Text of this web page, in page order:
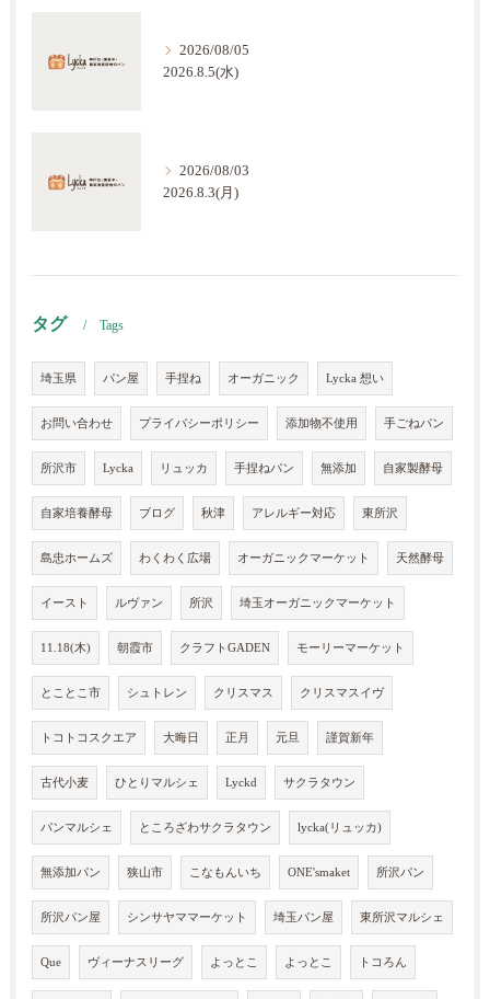
2026/08/05
2026.8.5(水)
2026/08/03
2026.8.3(月)
タグ Tags
埼玉県 パン屋 手捏ね オーガニック Lycka 想い
お問い合わせ プライバシーポリシー 添加物不使用 手ごねパン
所沢市 Lycka リュッカ 手捏ねパン 無添加 自家製酵母
自家培養酵母 ブログ 秋津 アレルギー対応 東所沢
島忠ホームズ わくわく広場 オーガニックマーケット 天然酵母
イースト ルヴァン 所沢 埼玉オーガニックマーケット
11.18(木) 朝霞市 クラフトGADEN モーリーマーケット
とことこ市 シュトレン クリスマス クリスマスイヴ
トコトコスクエア 大晦日 正月 元旦 謹賀新年
古代小麦 ひとりマルシェ Lyckd サクラタウン
パンマルシェ ところざわサクラタウン lycka(リュッカ)
無添加パン 狭山市 こなもんいち ONE'smaket 所沢パン
所沢パン屋 シンサヤママーケット 埼玉パン屋 東所沢マルシェ
Que ヴィーナスリーグ よっとこ よっとこ トコろん